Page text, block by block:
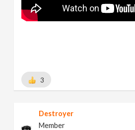
3
Destroyer
Member